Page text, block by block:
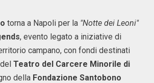
torna a Napoli per la "Notte dei Leoni"
, evento legato a iniziative di
campano, con fondi destinati
Teatro del Carcere Minorile di
della Fondazione Santobono